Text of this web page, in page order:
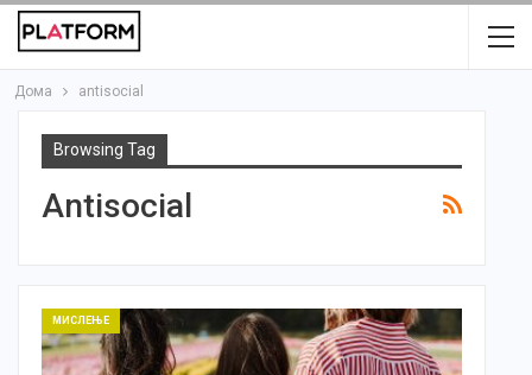
Дома antisocial
Browsing Tag
Antisocial
МИСЛЕЊЕ